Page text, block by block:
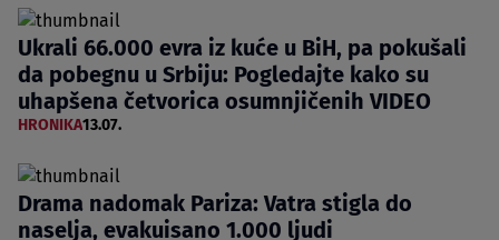
Ukrali 66.000 evra iz kuće u BiH, pa pokušali
da pobegnu u Srbiju: Pogledajte kako su
uhapšena četvorica osumnjičenih VIDEO
HRONIKA13.07.
Drama nadomak Pariza: Vatra stigla do
naselja, evakuisano 1.000 ljudi